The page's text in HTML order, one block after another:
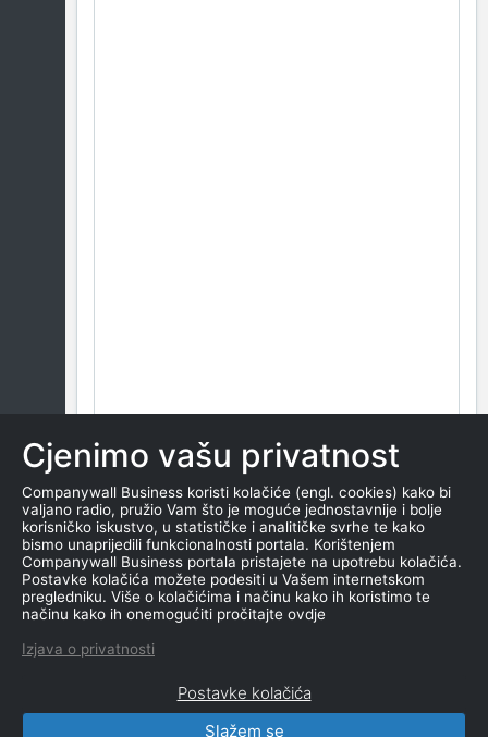
CompanyWall Business © 2026
Cjenimo vašu privatnost
Companywall Business koristi kolačiće (engl. cookies) kako bi
valjano radio, pružio Vam što je moguće jednostavnije i bolje
korisničko iskustvo, u statističke i analitičke svrhe te kako
bismo unaprijedili funkcionalnosti portala. Korištenjem
Companywall Business portala pristajete na upotrebu kolačića.
Postavke kolačića možete podesiti u Vašem internetskom
pregledniku. Više o kolačićima i načinu kako ih koristimo te
načinu kako ih onemogućiti pročitajte ovdje
Izjava o privatnosti
Postavke kolačića
Slažem se